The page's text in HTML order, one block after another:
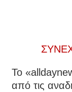
To
από τις